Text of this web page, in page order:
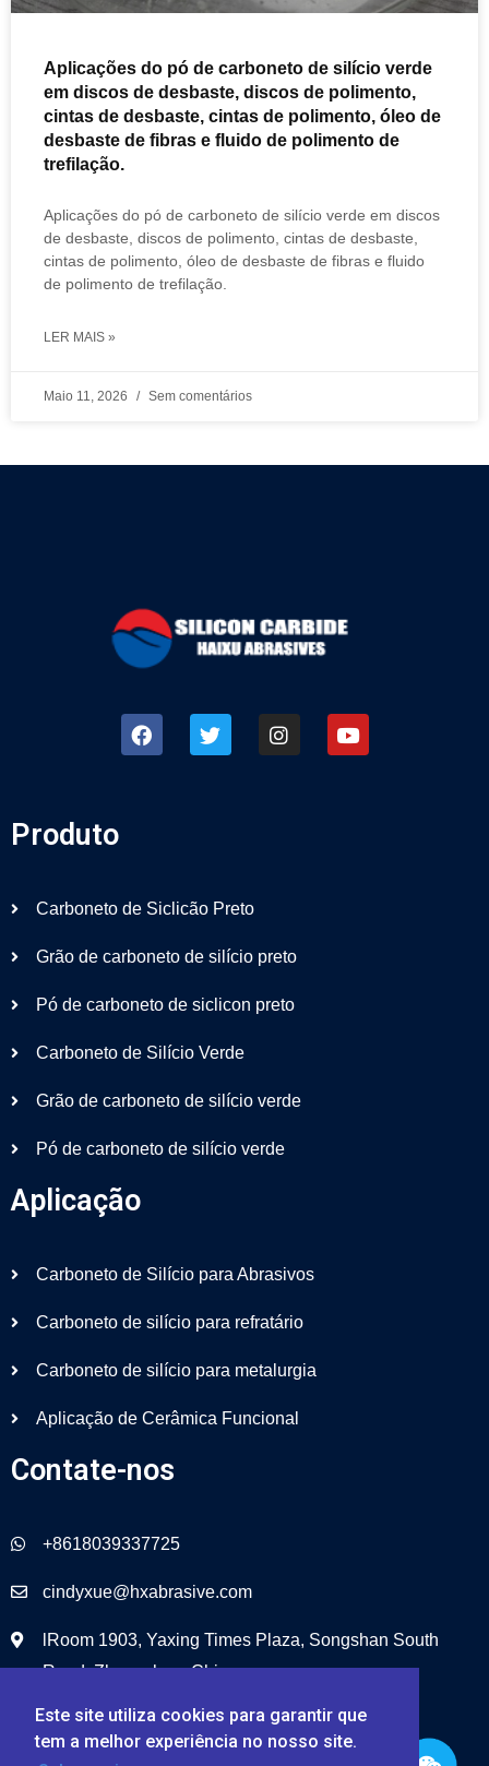
Este site utiliza cookies para garantir que
tem a melhor experiência no nosso site.
Aplicações do pó de carboneto de silício verde
em discos de desbaste, discos de polimento,
cintas de desbaste, cintas de polimento, óleo de
desbaste de fibras e fluido de polimento de
trefilação.
Aplicações do pó de carboneto de silício verde em discos
de desbaste, discos de polimento, cintas de desbaste,
cintas de polimento, óleo de desbaste de fibras e fluido
de polimento de trefilação.
LER MAIS »
Maio 11, 2026 Sem comentários
Produto
Carboneto de Siclicão Preto
Grão de carboneto de silício preto
Pó de carboneto de siclicon preto
Carboneto de Silício Verde
Grão de carboneto de silício verde
Pó de carboneto de silício verde
Aplicação
Carboneto de Silício para Abrasivos
Carboneto de silício para refratário
Carboneto de silício para metalurgia
Aplicação de Cerâmica Funcional
Contate-nos
+8618039337725
cindyxue@hxabrasive.com
lRoom 1903, Yaxing Times Plaza, Songshan South
Road, Zhengzhou, China